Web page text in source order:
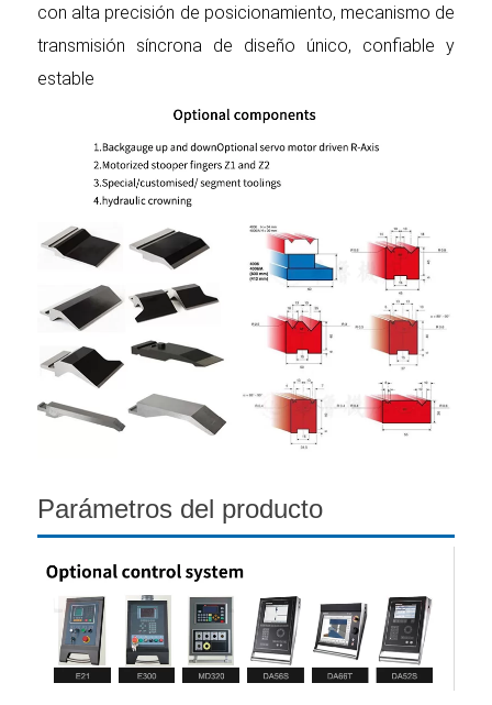
con alta precisión de posicionamiento, mecanismo de
transmisión síncrona de diseño único, confiable y
estable
Parámetros del producto